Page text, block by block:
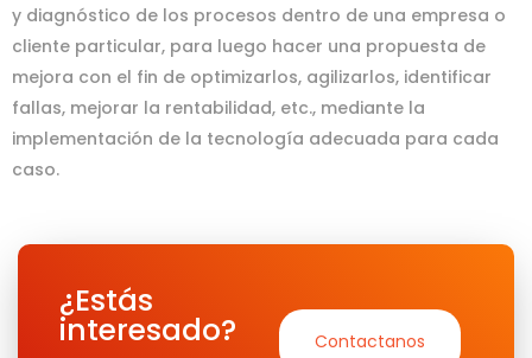
y diagnóstico de los procesos dentro de una empresa o
cliente particular, para luego hacer una propuesta de
mejora con el fin de optimizarlos, agilizarlos, identificar
fallas, mejorar la rentabilidad, etc., mediante la
implementación de la tecnología adecuada para cada
caso.
¿Estás
interesado? Contactanos